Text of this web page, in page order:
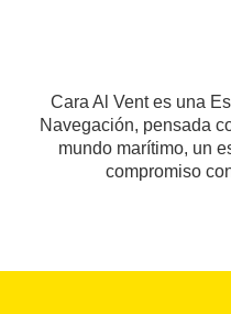
Cara Al Vent es una
Navegación, pensada
mundo marítimo, un
compromiso